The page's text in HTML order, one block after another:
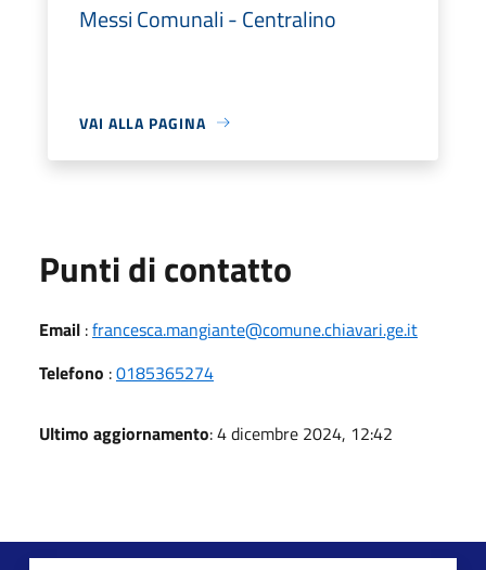
Messi Comunali - Centralino
VAI ALLA PAGINA
Punti di contatto
Email :francesca.mangiante@comune.chiavari.ge.it
Telefono :0185365274
Ultimo aggiornamento: 4 dicembre 2024, 12:42